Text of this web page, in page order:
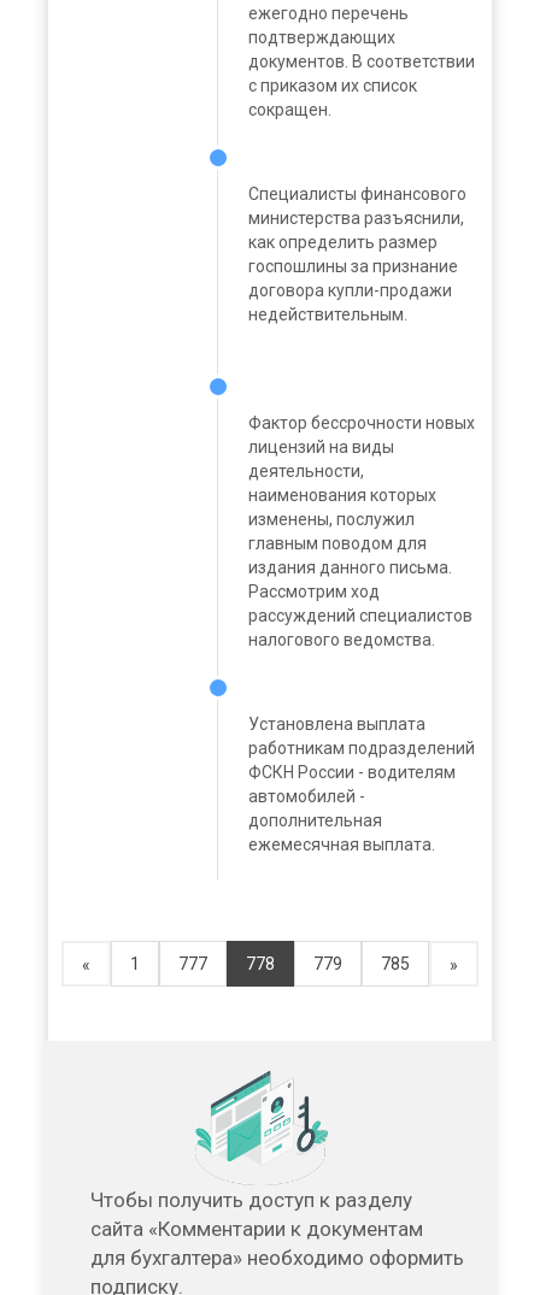
ежегодно перечень
подтверждающих
документов. В соответствии
с приказом их список
сокращен.
Специалисты финансового
министерства разъяснили,
как определить размер
госпошлины за признание
договора купли-продажи
недействительным.
Фактор бессрочности новых
лицензий на виды
деятельности,
наименования которых
изменены, послужил
главным поводом для
издания данного письма.
Рассмотрим ход
рассуждений специалистов
налогового ведомства.
Установлена выплата
работникам подразделений
ФСКН России - водителям
автомобилей -
дополнительная
ежемесячная выплата.
« 1 777 778 779 785 »
Чтобы получить доступ к разделу
сайта «Комментарии к документам
для бухгалтера» необходимо оформить
подписку.